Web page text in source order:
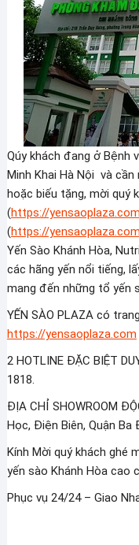
Qúy khách đang ở Bệnh
Minh Khai Hà Nội và
hoặc biếu tặng, mời quý
(https://
(https://
Yến Sào Khánh Hòa,
các hãng yến nổi tiếng,
mang đến những tổ yến
YẾN SÀO PLAZA có
https://yensaoplaza.com
2 HOTLINE ĐẶC BIỆT
1818.
ĐỊA CHỈ SHOWROOM
Học, Điện Biên, Quận Ba
Kính Mời quý khách ghé
yến sào Khánh Hòa cao
Phục vụ 24/24 – Giao